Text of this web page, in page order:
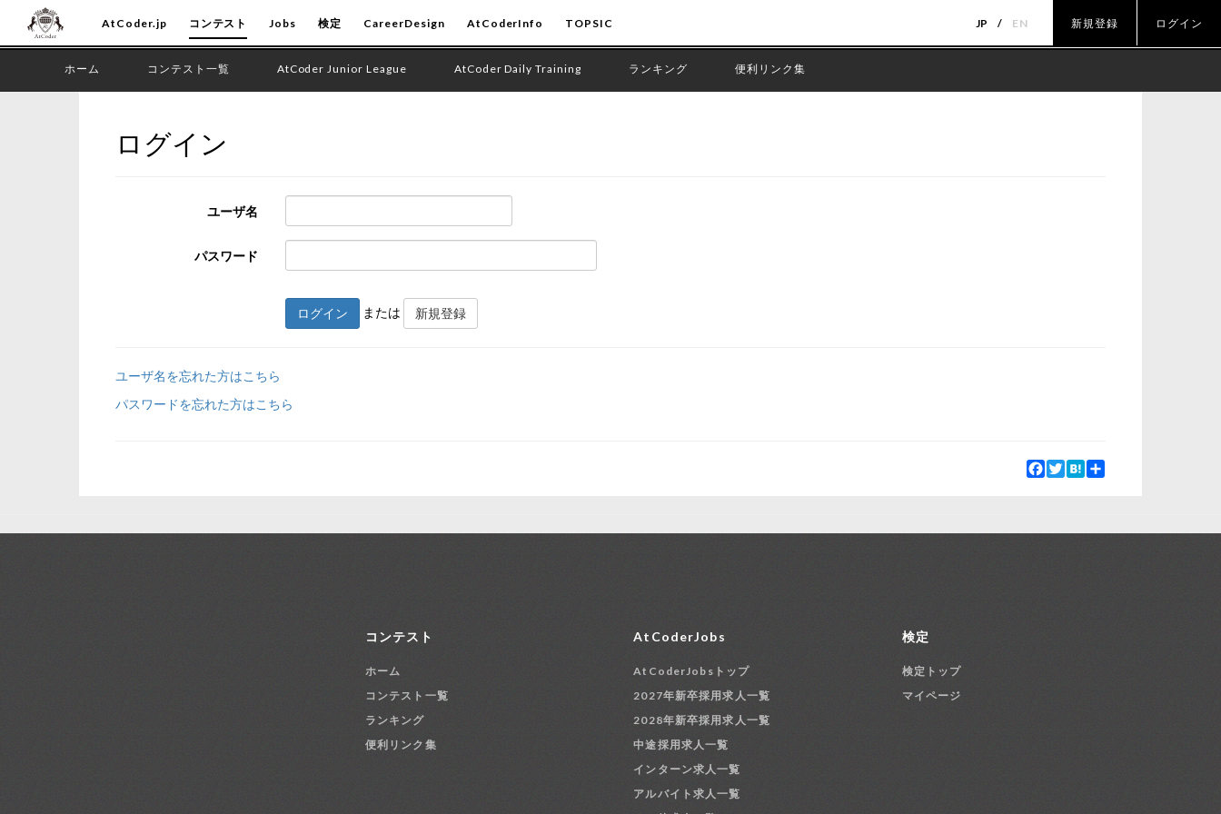
AtCoder.jp コンテスト Jobs 検定 CareerDesign AtCoderInfo TOPSIC JP EN 新規登録 ログイン
ホーム コンテスト一覧 AtCoder Junior League AtCoder Daily Training ランキング 便利リンク集
ログイン
ユーザ名
パスワード
ログイン または 新規登録
ユーザ名を忘れた方はこちら
パスワードを忘れた方はこちら
Facebook
Twitter
Hatena
コンテスト
ホーム
コンテスト一覧
ランキング
便利リンク集
AtCoderJobs
AtCoderJobsトップ
2027年新卒採用求人一覧
2028年新卒採用求人一覧
中途採用求人一覧
インターン求人一覧
アルバイト求人一覧
検定
検定トップ
マイページ